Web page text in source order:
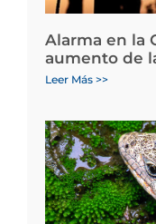
Alarma en la
aumento de
Leer Más >>